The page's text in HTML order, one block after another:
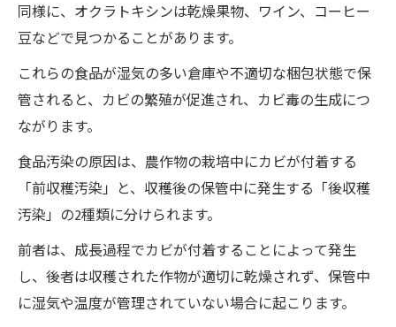
同様に、オクラトキシンは乾燥果物、ワイン、コーヒー
豆などで見つかることがあります。
これらの食品が湿気の多い倉庫や不適切な梱包状態で保
管されると、カビの繁殖が促進され、カビ毒の生成につ
ながります。
食品汚染の原因は、農作物の栽培中にカビが付着する
「前収穫汚染」と、収穫後の保管中に発生する「後収穫
汚染」の2種類に分けられます。
前者は、成長過程でカビが付着することによって発生
し、後者は収穫された作物が適切に乾燥されず、保管中
に湿気や温度が管理されていない場合に起こります。